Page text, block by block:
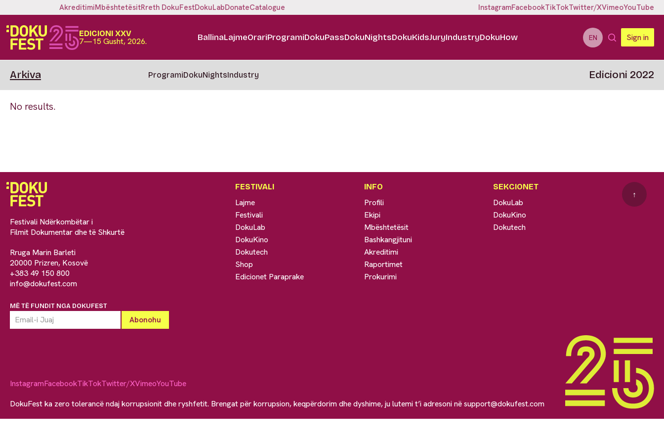
AkreditimiMbështetësitRreth DokuFestDokuLabDonateCatalogue InstagramFacebookTikTokTwitter/XVimeoYouTube
EDICIONI XXV
7—15 Gusht, 2026. BallinaLajmeOrariProgramiDokuPassDokuNightsDokuKidsJuryIndustryDokuHow EN Sign in
Arkiva ProgramiDokuNightsIndustry Edicioni 2022
No results.
Festivali Ndërkombëtar i
Filmit Dokumentar dhe të Shkurtë
Rruga Marin Barleti
20000 Prizren, Kosovë
+383 49 150 800
info@dokufest.com
MË TË FUNDIT NGA DOKUFEST
FESTIVALI
Lajme
Festivali
DokuLab
DokuKino
Dokutech
Shop
Edicionet Paraprake
INFO
Profili
Ekipi
Mbështetësit
Bashkangjituni
Akreditimi
Raportimet
Prokurimi
SEKCIONET
DokuLab
DokuKino
Dokutech
↑
InstagramFacebookTikTokTwitter/XVimeoYouTube
DokuFest ka zero tolerancë ndaj korrupsionit dhe ryshfetit. Brengat për korrupsion, keqpërdorim dhe dyshime, ju lutemi t’i adresoni nësupport@dokufest.com